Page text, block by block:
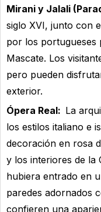
Mirani y Jalali
siglo XVI, junto con
por los portugueses
Mascate. Los
pero pueden
exterior.
Ópera Real: La
los estilos italiano e
decoración en rosa
y los interiores de la
hubiera entrado en
paredes adornados
confieren una